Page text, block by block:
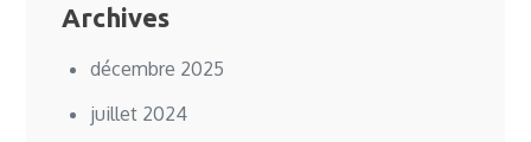
Archives
décembre 2025
juillet 2024